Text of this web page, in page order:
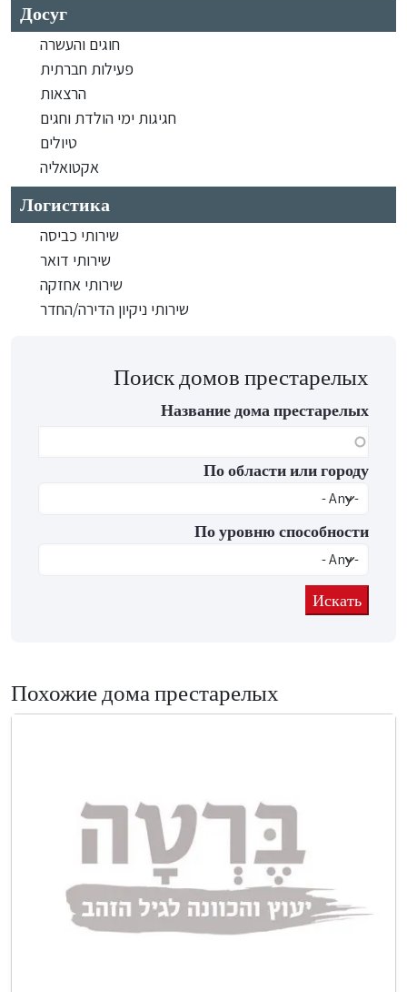
Досуг
חוגים והעשרה
פעילות חברתית
הרצאות
חגיגות ימי הולדת וחגים
טיולים
אקטואליה
Логистика
שירותי כביסה
שירותי דואר
שירותי אחזקה
שירותי ניקיון הדירה/החדר
Поиск домов престарелых
Название дома престарелых
По области или городу
По уровню способности
Похожие дома престарелых